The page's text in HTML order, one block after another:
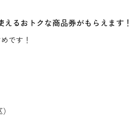
るおトクな商品券がもらえます！
です！